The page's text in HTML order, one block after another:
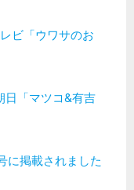
ビ「ウワサのお
日「マツコ&有吉
に掲載されました